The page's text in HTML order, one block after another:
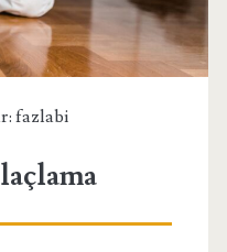
fazlabi